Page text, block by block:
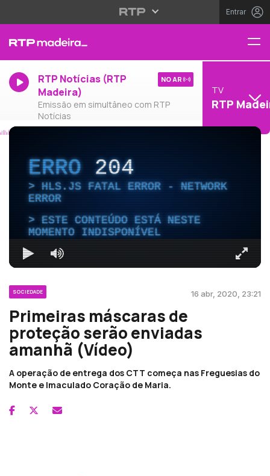
Entrar
RTP Notícias (RTP
Madeira)
Emissão em simultâneo com RTP
Notícias
NO AR
TV
RTP
ERRO204
HLS.JS FATAL ERROR - NETWORK
ERROR
ESTE CONTEÚDO ESTÁ NESTE
MOMENTO INDISPONÍVEL
SOCIEDADE 16 abr, 2020, 23:21
Primeiras máscaras de
proteção serão enviadas
amanhã (Vídeo)
A operação de entrega dos CTT começa nas Freguesias do
Monte e Imaculado Coração de Maria.